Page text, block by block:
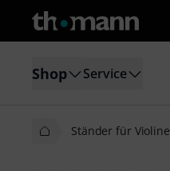
Shop Service
Ständer für Violine